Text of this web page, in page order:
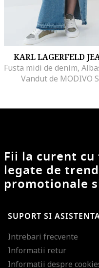
KARL LAGERFELD
Vandut de MODIVO
Fii la curent
legate de
promotionale
SUPORT SI
Intrebari frecvente
Informatii retur
Informatii despre